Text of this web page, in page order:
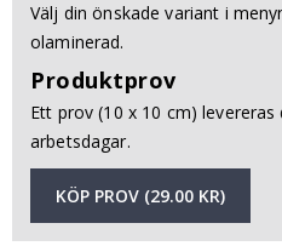
Välj din önskade variant i
olaminerad.
Produktprov
Ett prov (10 x 10 cm)
arbetsdagar.
KÖP PROV (29.00 KR)